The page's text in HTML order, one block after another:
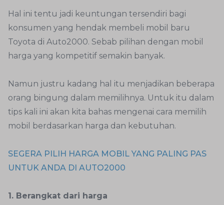
Hal ini tentu jadi keuntungan tersendiri bagi
konsumen yang hendak membeli mobil baru
Toyota di Auto2000. Sebab pilihan dengan mobil
harga yang kompetitif semakin banyak.
Namun justru kadang hal itu menjadikan beberapa
orang bingung dalam memilihnya. Untuk itu dalam
tips kali ini akan kita bahas mengenai cara memilih
mobil berdasarkan harga dan kebutuhan.
SEGERA PILIH HARGA MOBIL YANG PALING PAS
UNTUK ANDA DI AUTO2000
1. Berangkat dari harga